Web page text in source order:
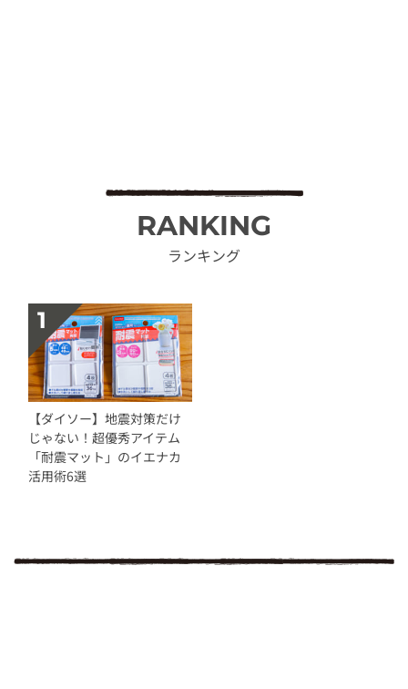
RANKING
ランキング
【ダイソー】地震対策だけ
じゃない！超優秀アイテム
「耐震マット」のイエナカ
活用術6選